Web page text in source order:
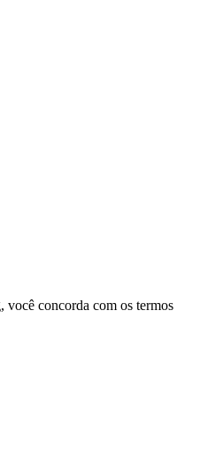
você concorda com os termos